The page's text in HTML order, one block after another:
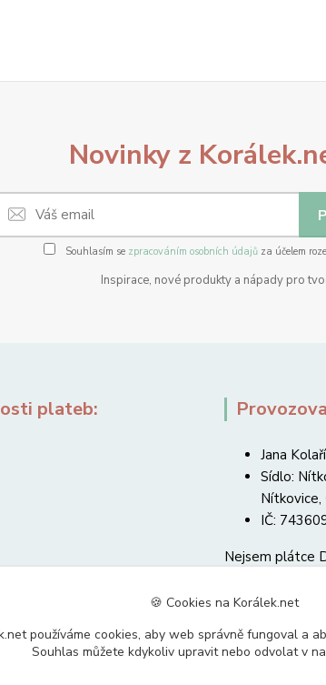
Novinky z
Souhlasím se zpracováním osobních údajůza účelem
Inspirace, nové produkty a nápady pro
plateb:
Jana
Sídlo:
Nítkovice,
IČ:
Nejsem plátce
🍪 Cookies na Korálek.net
používáme cookies, aby web správně fungoval a
Souhlas můžete kdykoliv upravit nebo odvolat v